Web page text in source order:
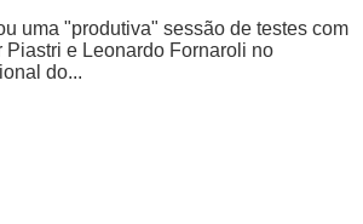
uma "produtiva" sessão de testes com
Piastri e Leonardo Fornaroli no
do...